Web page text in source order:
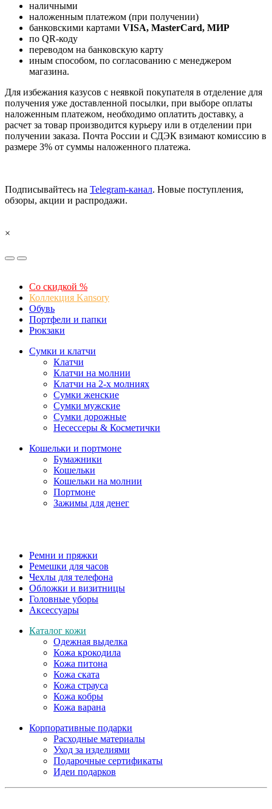
наличными
наложенным платежом (при получении)
банковскими картами VISA, MasterCard, МИР
по QR-коду
переводом на банковскую карту
иным способом, по согласованию с менеджером
магазина.
Для избежания казусов с неявкой покупателя в отделение для
получения уже доставленной посылки, при выборе оплаты
наложенным платежом, необходимо оплатить доставку, а
расчет за товар производится курьеру или в отделении при
получении заказа. Почта России и СДЭК взимают комиссию в
размере 3% от суммы наложенного платежа.
Подписывайтесь на Telegram-канал. Новые поступления,
обзоры, акции и распродажи.
×
Со скидкой %
Коллекция Kansory
Обувь
Портфели и папки
Рюкзаки
Сумки и клатчи
Клатчи
Клатчи на молнии
Клатчи на 2-х молниях
Сумки женские
Сумки мужские
Сумки дорожные
Несессеры & Косметички
Кошельки и портмоне
Бумажники
Кошельки
Кошельки на молнии
Портмоне
Зажимы для денег
Ремни и пряжки
Ремешки для часов
Чехлы для телефона
Обложки и визитницы
Головные уборы
Аксессуары
Каталог кожи
Одежная выделка
Кожа крокодила
Кожа питона
Кожа ската
Кожа страуса
Кожа кобры
Кожа варана
Корпоративные подарки
Расходные материалы
Уход за изделиями
Подарочные сертификаты
Идеи подарков